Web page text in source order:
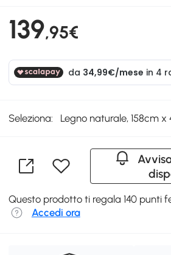
139,95€
Seleziona: Legno naturale, 158cm
Questo prodotto ti regala 140 punti
Accedi ora